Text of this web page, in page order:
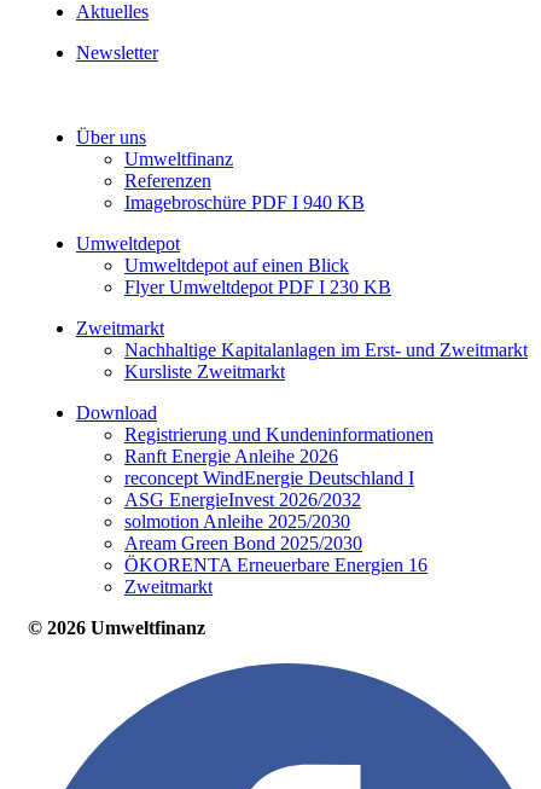
Aktuelles
Newsletter
Über uns
Umweltfinanz
Referenzen
Imagebroschüre PDF I 940 KB
Umweltdepot
Umweltdepot auf einen Blick
Flyer Umweltdepot PDF I 230 KB
Zweitmarkt
Nachhaltige Kapitalanlagen im Erst- und Zweitmarkt
Kursliste Zweitmarkt
Download
Registrierung und Kundeninformationen
Ranft Energie Anleihe 2026
reconcept WindEnergie Deutschland I
ASG EnergieInvest 2026/2032
solmotion Anleihe 2025/2030
Aream Green Bond 2025/2030
ÖKORENTA Erneuerbare Energien 16
Zweitmarkt
© 2026 Umweltfinanz